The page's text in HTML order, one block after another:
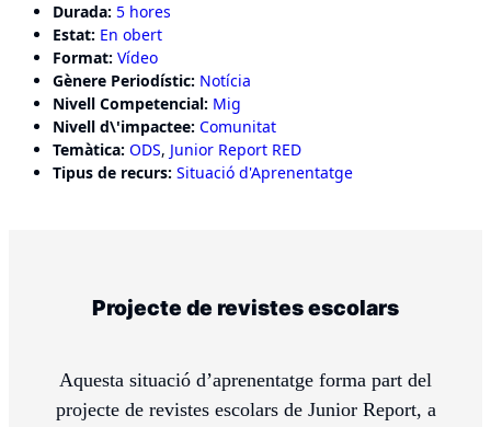
Durada: 5 hores
Estat: En obert
Format: Vídeo
Gènere Periodístic: Notícia
Nivell Competencial: Mig
Nivell d\'impactee: Comunitat
Temàtica: ODS, Junior Report RED
Tipus de recurs: Situació d'Aprenentatge
Projecte de revistes escolars
Aquesta situació d’aprenentatge forma part del
projecte de revistes escolars de Junior Report, a